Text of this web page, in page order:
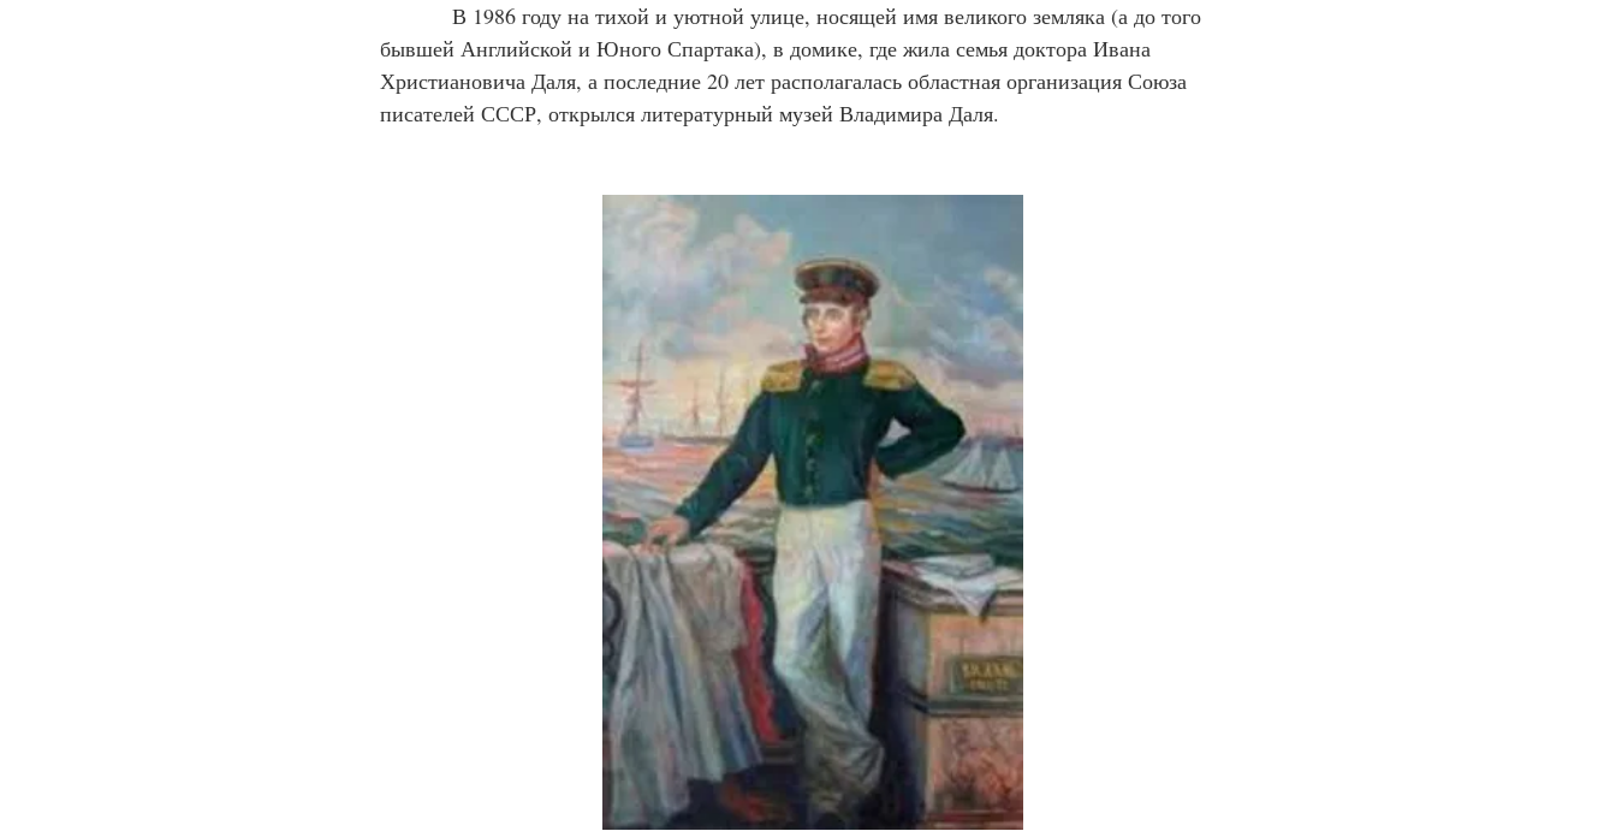
В 1986 году на тихой и уютной улице, носящей имя великого земляка (а до того
бывшей Английской и Юного Спартака), в домике, где жила семья доктора Ивана
Христиановича Даля, а последние 20 лет располагалась областная организация Союза
писателей СССР, открылся литературный музей Владимира Даля.